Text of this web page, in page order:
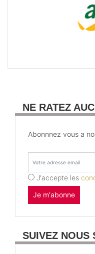
NE RATEZ
Abonnnez vous a
J'accepte les
Je m'abonne
SUIVEZ NOUS